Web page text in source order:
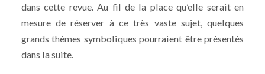
dans cette revue. Au fil de la place qu’elle serait en
mesure de réserver à ce très vaste sujet, quelques
grands thèmes symboliques pourraient être présentés
dans la suite.